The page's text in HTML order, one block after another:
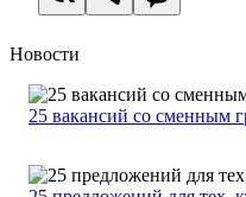
Новости
25 вакансий со сменным